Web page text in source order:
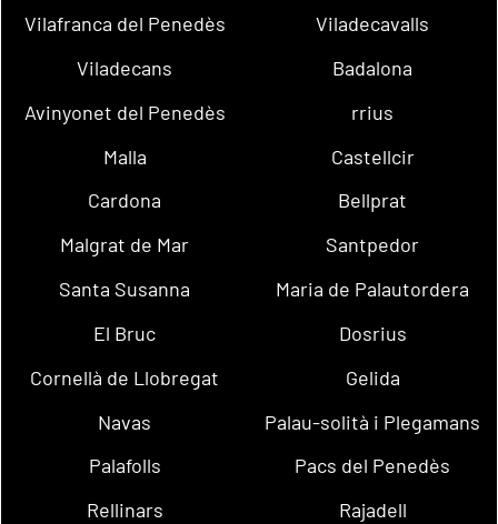
Vilafranca del Penedès
Viladecavalls
Viladecans
Badalona
Avinyonet del Penedès
rrius
Malla
Castellcir
Cardona
Bellprat
Malgrat de Mar
Santpedor
Santa Susanna
Maria de Palautordera
El Bruc
Dosrius
Cornellà de Llobregat
Gelida
Navas
Palau-solità i Plegamans
Palafolls
Pacs del Penedès
Rellinars
Rajadell